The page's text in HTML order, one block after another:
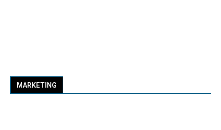
MARKETING